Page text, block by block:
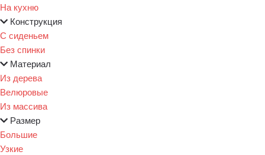
На кухню
Конструкция
С сиденьем
Без спинки
Материал
Из дерева
Велюровые
Из массива
Размер
Большие
Узкие